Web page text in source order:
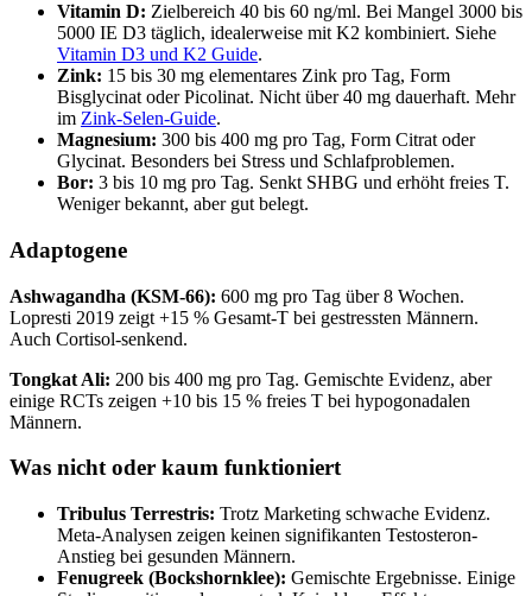
Vitamin D: Zielbereich 40 bis 60 ng/ml. Bei Mangel 3000 bis
5000 IE D3 täglich, idealerweise mit K2 kombiniert. Siehe
Vitamin D3 und K2 Guide.
Zink: 15 bis 30 mg elementares Zink pro Tag, Form
Bisglycinat oder Picolinat. Nicht über 40 mg dauerhaft. Mehr
im Zink-Selen-Guide.
Magnesium: 300 bis 400 mg pro Tag, Form Citrat oder
Glycinat. Besonders bei Stress und Schlafproblemen.
Bor: 3 bis 10 mg pro Tag. Senkt SHBG und erhöht freies T.
Weniger bekannt, aber gut belegt.
Adaptogene
Ashwagandha (KSM-66): 600 mg pro Tag über 8 Wochen.
Lopresti 2019 zeigt +15 % Gesamt-T bei gestressten Männern.
Auch Cortisol-senkend.
Tongkat Ali: 200 bis 400 mg pro Tag. Gemischte Evidenz, aber
einige RCTs zeigen +10 bis 15 % freies T bei hypogonadalen
Männern.
Was nicht oder kaum funktioniert
Tribulus Terrestris: Trotz Marketing schwache Evidenz.
Meta-Analysen zeigen keinen signifikanten Testosteron-
Anstieg bei gesunden Männern.
Fenugreek (Bockshornklee): Gemischte Ergebnisse. Einige